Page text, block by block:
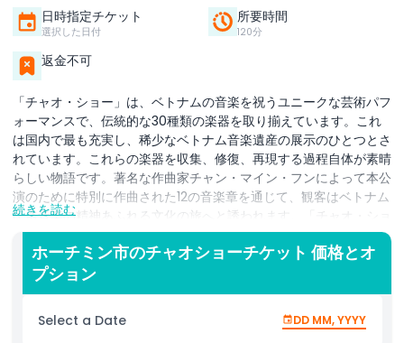
日時指定チケット
選択した日付
所要時間
120分
返金不可
「チャオ・ショー」は、ベトナムの音楽を祝うユニークな芸術パフ
ォーマンスで、伝統的な30種類の楽器を取り揃えています。これ
は国内で最も充実し、稀少なベトナム音楽遺産の展示のひとつとさ
れています。これらの楽器を収集、修復、再現する過程自体が素晴
らしい物語です。著名な作曲家チャン・マイン・フンによって本公
演のために特別に作曲された12の音楽章を通じて、観客はベトナム
民俗音楽の精神あふれる文化の旅へと誘われます。「チャオ・ショ
ー」をさらに特別なものにしているのは、音楽、視覚的ストーリー
テリング、地域の料理の創造的な融合です。鑑賞中には、北部、中
部、南部の風味を代表する9つの特製料理を楽しめます。これらの
料理は本プログラムのために特別にデザインされた美しい伝統的な
器で提供され、没入型の文化体験をさらに高めます。本ショーはベ
トナムで初めて高度なイマーシブ・オーディオシステムを導入し、
続きを読む
ホーチミン市のチャオショーチケット 価格とオ
プション
Select a Date DD MM, YYYY